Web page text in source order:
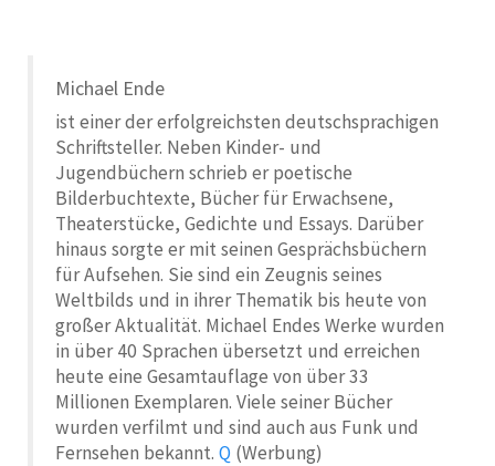
Michael Ende
ist einer der erfolgreichsten deutschsprachigen
Schriftsteller. Neben Kinder- und
Jugendbüchern schrieb er poetische
Bilderbuchtexte, Bücher für Erwachsene,
Theaterstücke, Gedichte und Essays. Darüber
hinaus sorgte er mit seinen Gesprächsbüchern
für Aufsehen. Sie sind ein Zeugnis seines
Weltbilds und in ihrer Thematik bis heute von
großer Aktualität. Michael Endes Werke wurden
in über 40 Sprachen übersetzt und erreichen
heute eine Gesamtauflage von über 33
Millionen Exemplaren. Viele seiner Bücher
wurden verfilmt und sind auch aus Funk und
Fernsehen bekannt. Q (Werbung)